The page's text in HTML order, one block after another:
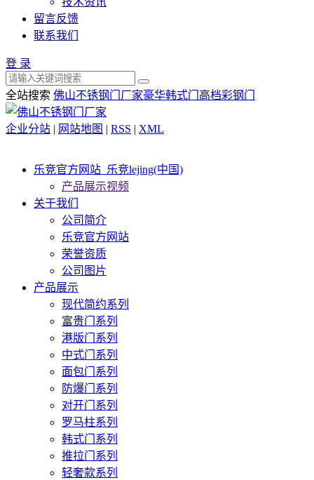
留言反馈
联系我们
登 录
全站搜索 佛山不锈钢门厂家豪华韩式门 高档彩钢门
企业分站 | 网站地图 | RSS | XML
乐竞官方网站_乐竞lejing(中国)
产品展示视频
关于我们
公司简介
乐竞官方网站
荣誉资质
公司图片
产品展示
现代简约系列
富贵门系列
港版门系列
中式门系列
面包门系列
防爆门系列
对开门系列
罗马柱系列
韩式门系列
推拉门系列
轻奢款系列